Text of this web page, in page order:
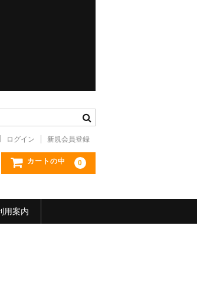
ログイン 新規会員登録
カートの中 0
用案内